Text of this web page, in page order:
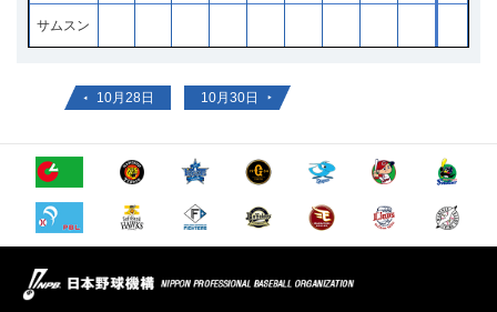
サムスン
10月28日 10月30日